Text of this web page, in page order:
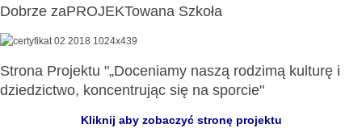
Dobrze zaPROJEKTowana Szkoła
Strona Projektu "„Doceniamy naszą rodzimą kulturę i
dziedzictwo, koncentrując się na sporcie"
Kliknij aby zobaczyć stronę projektu